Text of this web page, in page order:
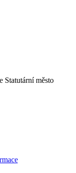
Statutární město